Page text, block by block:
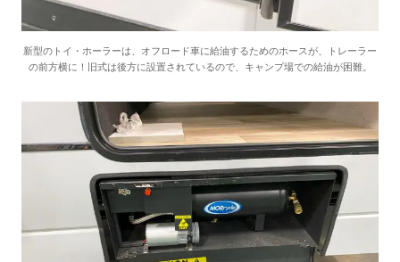
新型のトイ・ホーラーは、オフロード車に給油するためのホースが、トレーラー
の前方横に！旧式は後方に設置されているので、キャンプ場での給油が困難。